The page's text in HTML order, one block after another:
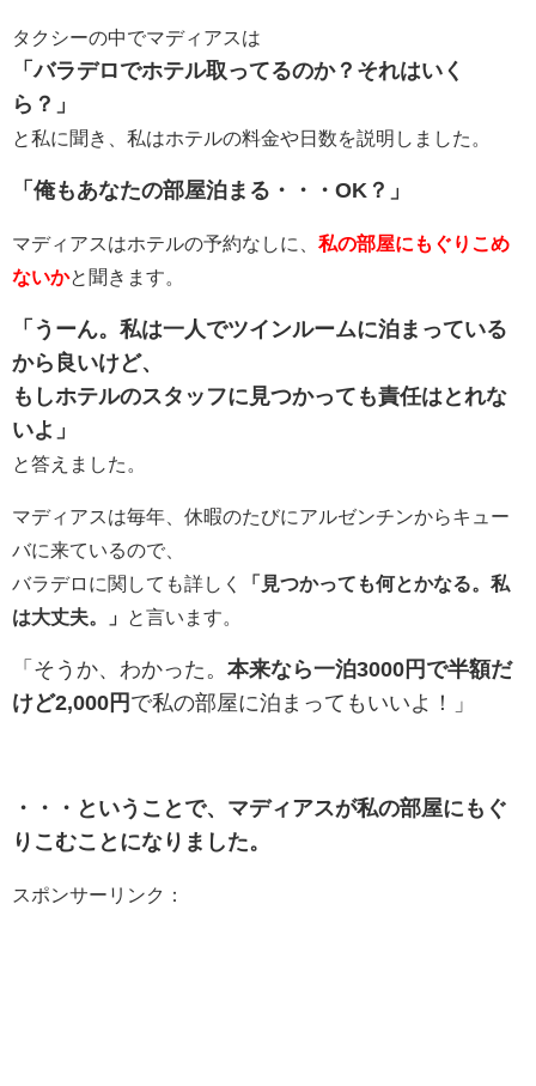
タクシーの中でマディアスは
「バラデロでホテル取ってるのか？それはいく
ら？」
と私に聞き、私はホテルの料金や日数を説明しました。
「俺もあなたの部屋泊まる・・・OK？」
マディアスはホテルの予約なしに、 私の部屋にもぐりこめ
ないかと聞きます。
「うーん。私は一人でツインルームに泊まっている
から良いけど、
もしホテルのスタッフに見つかっても責任はとれな
いよ」
と答えました。
マディアスは毎年、休暇のたびにアルゼンチンからキュー
バに来ているので、
バラデロに関しても詳しく
「見つかっても何とかなる。私
は大丈夫。」
と言います。
「そうか、わかった。 本来なら一泊3000円で半額だ
けど2,000円 で私の部屋に泊まってもいいよ！」
・・・ということで、マディアスが私の部屋にもぐ
りこむことになりました。
スポンサーリンク：